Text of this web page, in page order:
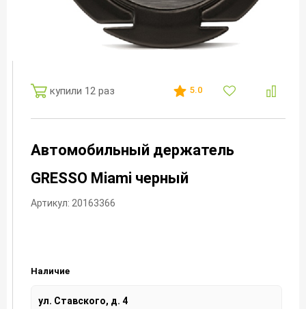
купили 12 раз 5.0
Автомобильный держатель
GRESSO Miami черный
Артикул: 20163366
Наличие
ул. Ставского, д. 4